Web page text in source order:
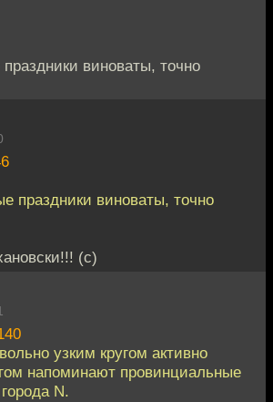
виноваты, точно
праздники виноваты, точно
(с)
узким кругом активно
напоминают провинциальные
N.